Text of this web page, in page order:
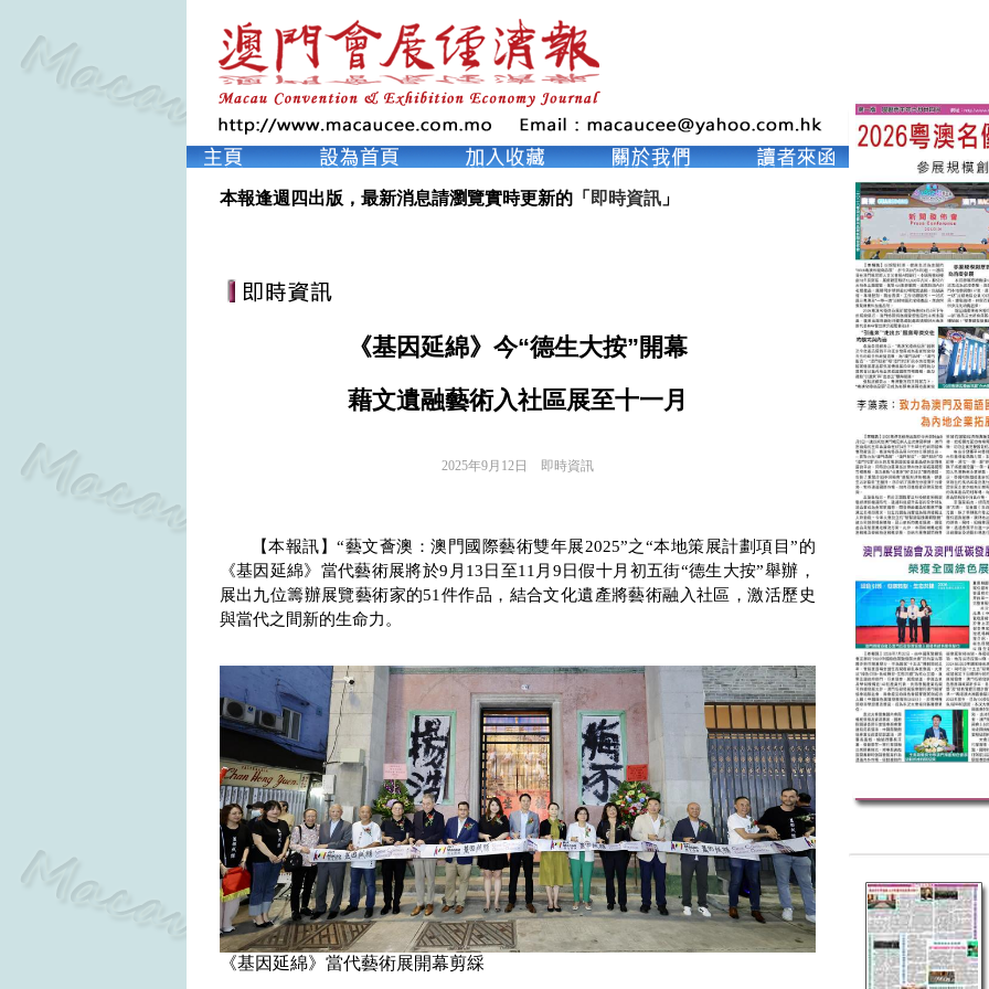
本報逢週四出版，最新消息請瀏覽實時更新的「 即時資訊」
《基因延綿》今“德生大按”開幕
藉文遺融藝術入社區展至十一月
2025年9月12日 即時資訊
【本報訊】“藝文薈澳：澳門國際藝術雙年展2025”之“本地策展計劃項目”的
《基因延綿》當代藝術展將於9 月 13 日至11 月 9 日假十月初五街“德生大按”舉辦，
展出九位籌辦展覽藝術家的51 件作品，結合文化遺產將藝術融入社區，激活歷史
與當代之間新的生命力。
《基因延綿》當代藝術展開幕剪綵